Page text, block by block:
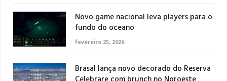
Novo game nacional leva players para o
fundo do oceano
fevereiro 25, 2026
Brasal lança novo decorado do Reserva